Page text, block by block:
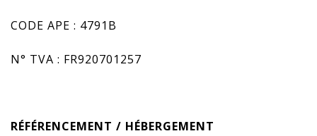
CODE APE : 4791B
N° TVA : FR920701257
RÉFÉRENCEMENT / HÉBERGEMENT